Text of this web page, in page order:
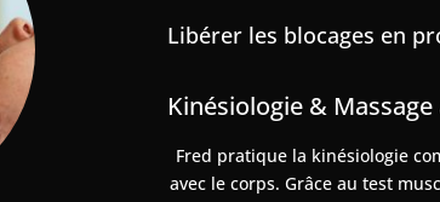
Libérer les blocages en
Kinésiologie &
Fred pratique la kinésiologie
avec le corps. Grâce au test